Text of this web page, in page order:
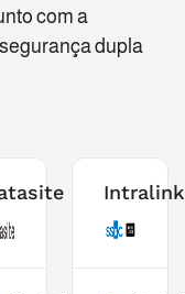
com a
dupla